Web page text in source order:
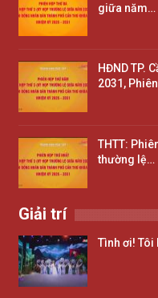
giữa năm…
HĐND TP.
2031,
THTT:
thường lệ…
Giải trí
Tình ơi! Tôi